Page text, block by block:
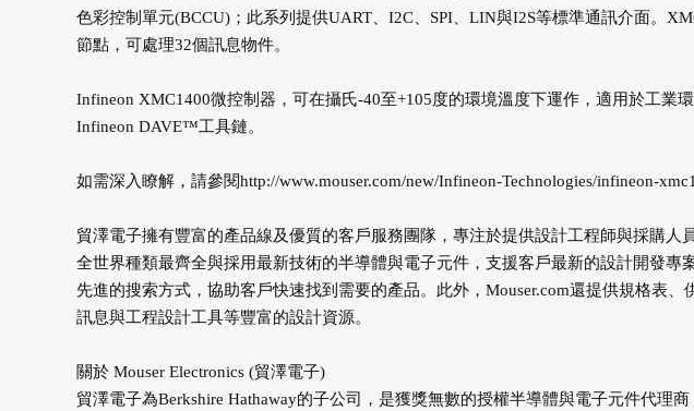
色彩控制單元(BCCU)；此系列提供UART、I2C、SPI、LIN與I2S等標準通訊介面。
節點，可處理32個訊息物件。
Infineon XMC1400微控制器，可在攝氏-40至+105度的環境溫度下運作，適用於工業
Infineon DAVE™工具鏈。
如需深入瞭解，請參閱http://www.mouser.com/new/Infineon-Technologies/infineon-
貿澤電子擁有豐富的產品線及優質的客戶服務團隊，專注於提供設計工程師與採購人
全世界種類最齊全與採用最新技術的半導體與電子元件，支援客戶最新的設計開發專
先進的搜索方式，協助客戶快速找到需要的產品。此外，Mouser.com還提供規格表
訊息與工程設計工具等豐富的設計資源。
關於 Mouser Electronics (貿澤電子)
貿澤電子為Berkshire Hathaway的子公司，是獲獎無數的授權半導體與電子元件代理